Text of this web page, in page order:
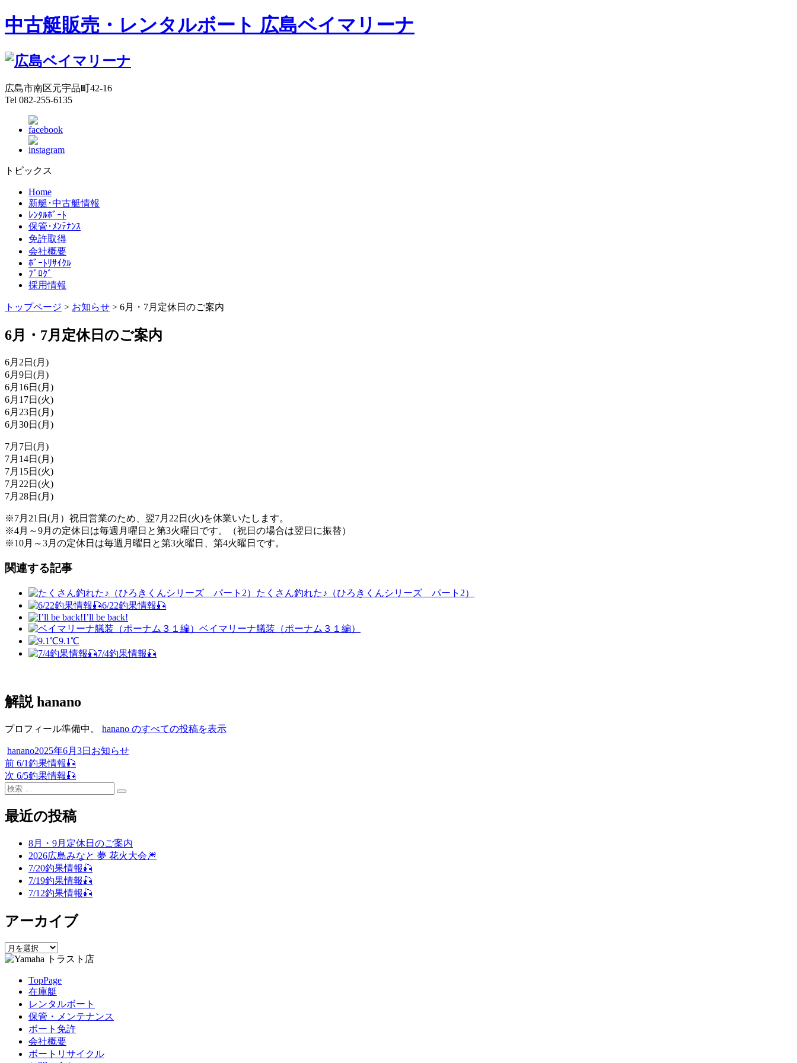
中古艇販売・レンタルボート 広島ベイマリーナ
広島市南区元宇品町42-16
Tel 082-255-6135
トピックス
Home
新艇･中古艇情報
ﾚﾝﾀﾙﾎﾞｰﾄ
保管･ﾒﾝﾃﾅﾝｽ
免許取得
会社概要
ﾎﾞｰﾄﾘｻｲｸﾙ
ﾌﾞﾛｸﾞ
採用情報
トップページ > お知らせ > 6月・7月定休日のご案内
6月・7月定休日のご案内
6月2日(月)
6月9日(月)
6月16日(月)
6月17日(火)
6月23日(月)
6月30日(月)
7月7日(月)
7月14日(月)
7月15日(火)
7月22日(火)
7月28日(月)
※7月21日(月）祝日営業のため、翌7月22日(火)を休業いたします。
※4月～9月の定休日は毎週月曜日と第3火曜日です。（祝日の場合は翌日に振替）
※10月～3月の定休日は毎週月曜日と第3火曜日、第4火曜日です。
関連する記事
たくさん釣れた♪（ひろきくんシリーズ パート2）
6/22釣果情報🎣
I’ll be back!
ベイマリーナ艤装（ポーナム３１編）
9.1℃
7/4釣果情報🎣
解説 hanano
プロフィール準備中。 hanano のすべての投稿を表示
投
稿
者
hanano投
稿
日:
2025年6月3日 カ
お知らせ
投
稿
ビ
ン
前 過
去
の
稿:
6/1釣果情報🎣
次 次
の
稿:
6/5釣果情報🎣
検
対
象:
検
最近の投稿
8月・9月定休日のご案内
2026広島みなと 夢 花火大会🎆
7/20釣果情報🎣
7/19釣果情報🎣
7/12釣果情報🎣
アーカイブ
ア
ー
TopPage
在庫艇
レンタルボート
保管・メンテナンス
ボート免許
会社概要
ボートリサイクル